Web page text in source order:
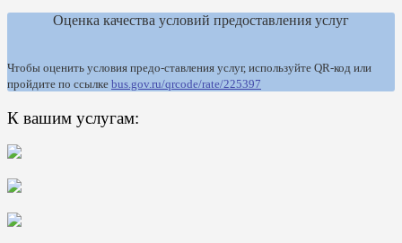
Оценка качества условий предоставления услуг
Чтобы оценить условия предо-ставления услуг, используйте QR-код или
пройдите по ссылке bus.gov.ru/qrcode/rate/225397
К вашим услугам: